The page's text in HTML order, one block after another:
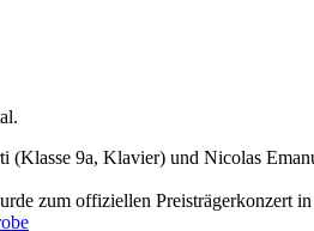
(Klasse 9a, Klavier) und Nicolas
zum offiziellen Preisträgerkonzert